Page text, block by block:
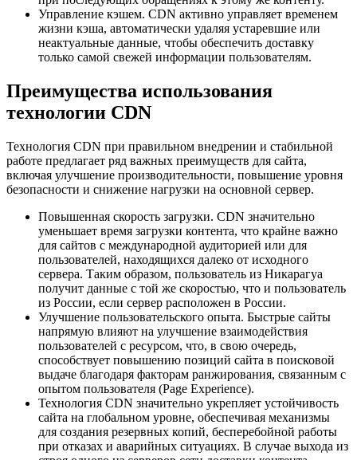
Управление кэшем. CDN активно управляет временем
жизни кэша, автоматически удаляя устаревшие или
неактуальные данные, чтобы обеспечить доставку
только самой свежей информации пользователям.
Преимущества использования
технологии CDN
Технология CDN при правильном внедрении и стабильной
работе предлагает ряд важных преимуществ для сайта,
включая улучшение производительности, повышение уровня
безопасности и снижение нагрузки на основной сервер.
Повышенная скорость загрузки. CDN значительно
уменьшает время загрузки контента, что крайне важно
для сайтов с международной аудиторией или для
пользователей, находящихся далеко от исходного
сервера. Таким образом, пользователь из Никарагуа
получит данные с той же скоростью, что и пользователь
из России, если сервер расположен в России.
Улучшение пользовательского опыта. Быстрые сайты
напрямую влияют на улучшение взаимодействия
пользователей с ресурсом, что, в свою очередь,
способствует повышению позиций сайта в поисковой
выдаче благодаря факторам ранжирования, связанным с
опытом пользователя (Page Experience).
Технология CDN значительно укрепляет устойчивость
сайта на глобальном уровне, обеспечивая механизмы
для создания резервных копий, бесперебойной работы
при отказах и аварийных ситуациях. В случае выхода из